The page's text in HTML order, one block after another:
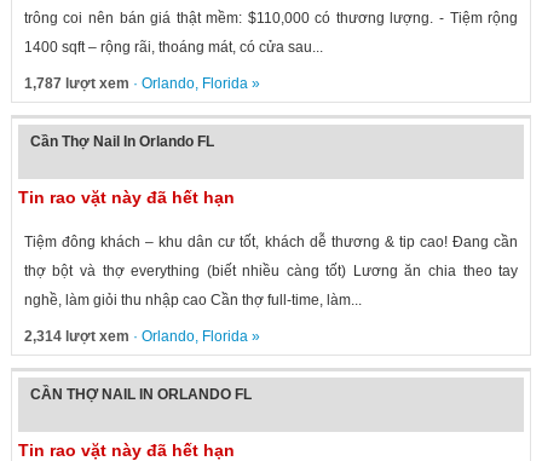
trông coi nên bán giá thật mềm: $110,000 có thương lượng. - Tiệm rộng
1400 sqft – rộng rãi, thoáng mát, có cửa sau...
1,787 lượt xem · Orlando, Florida»
Cần Thợ Nail In Orlando FL
Tin rao vặt này đã hết hạn
Tiệm đông khách – khu dân cư tốt, khách dễ thương & tip cao! Đang cần
thợ bột và thợ everything (biết nhiều càng tốt) Lương ăn chia theo tay
nghề, làm giỏi thu nhập cao Cần thợ full-time, làm...
2,314 lượt xem · Orlando, Florida»
CẦN THỢ NAIL IN ORLANDO FL
Tin rao vặt này đã hết hạn